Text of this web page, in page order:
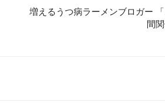
増えるうつ病ラーメンブロガー
間